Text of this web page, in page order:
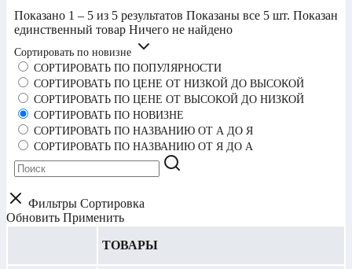
Показано 1 – 5 из 5 результатов Показаны все 5 шт. Показан
единственный товар Ничего не найдено
Сортировать по новизне
СОРТИРОВАТЬ ПО ПОПУЛЯРНОСТИ
СОРТИРОВАТЬ ПО ЦЕНЕ ОТ НИЗКОЙ ДО ВЫСОКОЙ
СОРТИРОВАТЬ ПО ЦЕНЕ ОТ ВЫСОКОЙ ДО НИЗКОЙ
СОРТИРОВАТЬ ПО НОВИЗНЕ
СОРТИРОВАТЬ ПО НАЗВАНИЮ ОТ А ДО Я
СОРТИРОВАТЬ ПО НАЗВАНИЮ ОТ Я ДО А
Фильтры Сортировка
Обновить Применить
ТОВАРЫ